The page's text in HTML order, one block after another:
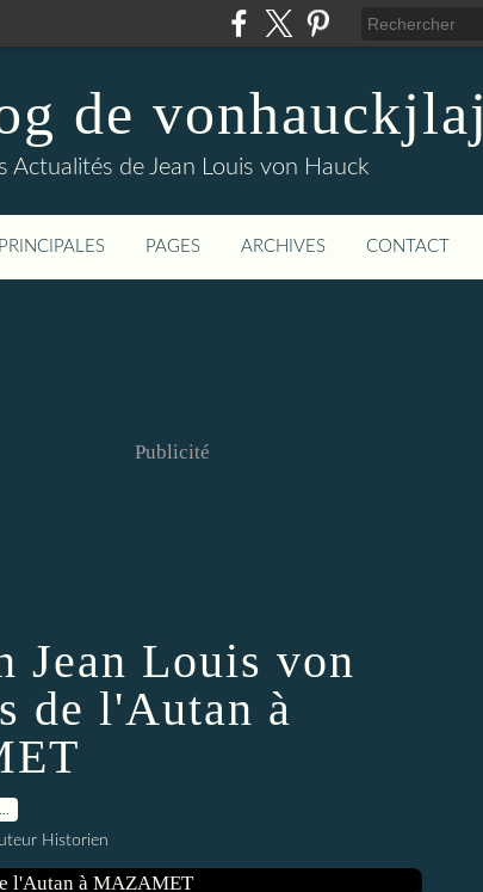
de vonhauckjlaj
Actualités de Jean Louis von Hauck
PAGES ARCHIVES CONTACT
Publicité
Jean Louis von
de l'Autan à
Historien